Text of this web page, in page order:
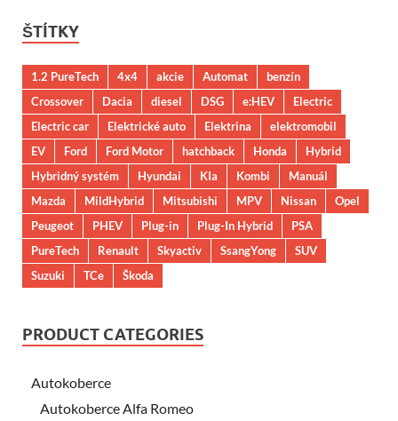
ŠTÍTKY
1.2 PureTech 4x4 akcie Automat
benzín
Crossover
Dacia diesel DSG e:HEV
Electric
Electric car
Elektrické auto Elektrina
elektromobil
EV
Ford Ford Motor hatchback Honda
Hybrid
Hybridný systém
Hyundai KIa Kombi
Manuál
Mazda
MildHybrid Mitsubishi MPV Nissan
Opel
Peugeot
PHEV Plug-in Plug-In Hybrid
PSA
PureTech
Renault Skyactiv SsangYong
SUV
Suzuki
TCe Škoda
PRODUCT CATEGORIES
Autokoberce
Autokoberce Alfa Romeo